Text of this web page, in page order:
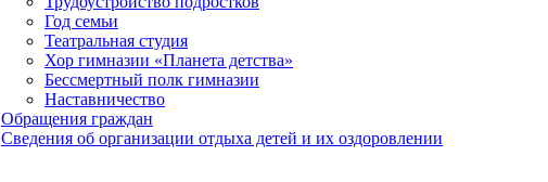
Год семьи
Театральная студия
Хор гимназии «Планета детства»
Бессмертный полк гимназии
Наставничество
Обращения граждан
Сведения об организации отдыха детей и их оздоровлении